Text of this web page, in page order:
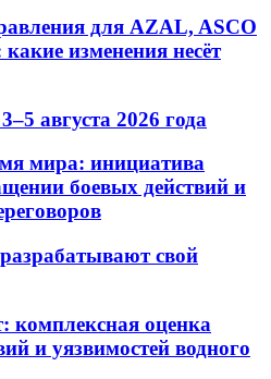
для AZAL, ASCO
изменения несёт
августа 2026 года
мира: инициатива
боевых действий и
свой
комплексная оценка
и уязвимостей водного